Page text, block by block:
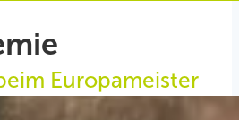
Europameister